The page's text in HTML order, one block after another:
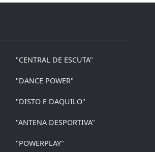
"CENTRAL DE ESCUTA"
"DANCE POWER"
"DISTO E DAQUILO"
"ANTENA DESPORTIVA"
"POWERPLAY"